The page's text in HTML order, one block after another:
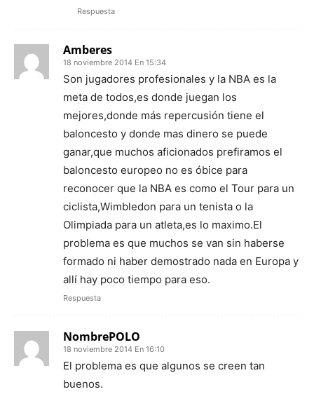
Respuesta
Amberes
18 noviembre 2014 En 15:34
Son jugadores profesionales y la NBA es la
meta de todos,es donde juegan los
mejores,donde más repercusión tiene el
baloncesto y donde mas dinero se puede
ganar,que muchos aficionados prefiramos el
baloncesto europeo no es óbice para
reconocer que la NBA es como el Tour para un
ciclista,Wimbledon para un tenista o la
Olimpiada para un atleta,es lo maximo.El
problema es que muchos se van sin haberse
formado ni haber demostrado nada en Europa y
allí hay poco tiempo para eso.
Respuesta
NombrePOLO
18 noviembre 2014 En 16:10
El problema es que algunos se creen tan
buenos.